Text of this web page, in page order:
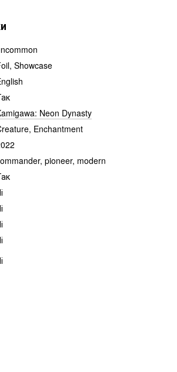
Showcase
Neon Dynasty
Enchantment
pioneer, modern